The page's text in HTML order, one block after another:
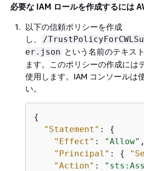
必要な IAM ロールを作成するには
以下の信頼ポリシーを作成
し、
/
er.json という名前のテキス
ます。このポリシーの作成には
使用します。IAM コンソールは
い。
{
"Statement" : {
"Effect" : "Allow" ,
"Principal" : {
"Action" :